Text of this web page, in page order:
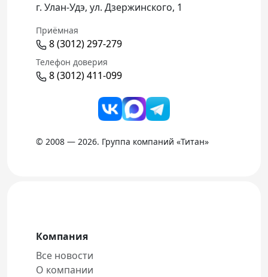
г. Улан-Удэ, ул. Дзержинского, 1
Приёмная
8 (3012) 297-279
Телефон доверия
8 (3012) 411-099
© 2008 — 2026. Группа компаний «Титан»
Компания
Все новости
О компании